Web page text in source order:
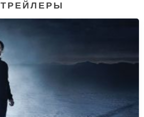
ТРЕЙЛЕРЫ